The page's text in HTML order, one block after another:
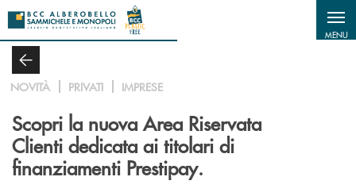
Salta al contenuto principale
MENU
NOVITÀ PRIVATI IMPRESE
Scopri la nuova Area Riservata
Clienti dedicata ai titolari di
finanziamenti Prestipay.